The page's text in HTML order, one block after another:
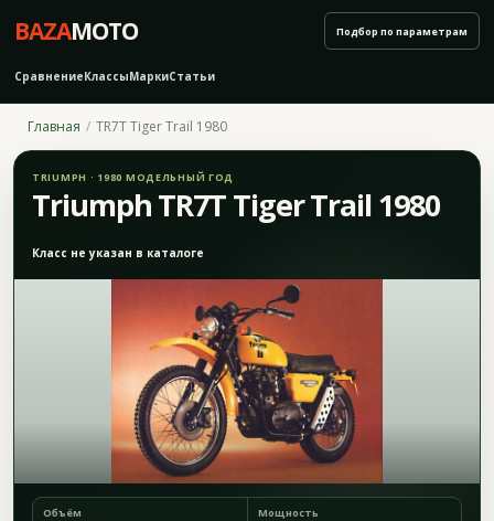
BAZAMOTO
СравнениеКлассыМаркиСтатьи
Подбор по параметрам
Главная TR7T Tiger Trail 1980
TRIUMPH · 1980 МОДЕЛЬНЫЙ ГОД
Triumph TR7T Tiger Trail 1980
Класс не указан в каталоге
Объём Мощность